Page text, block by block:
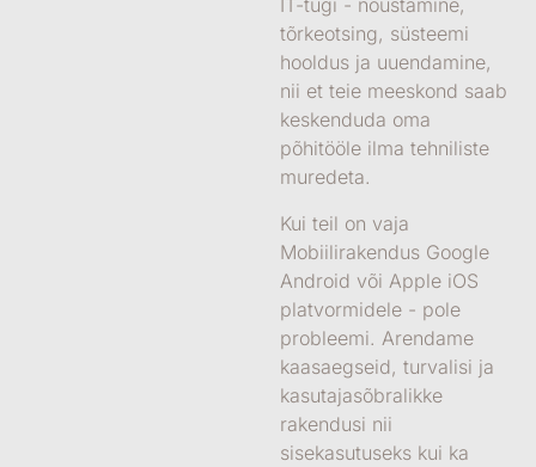
IT-tugi - nõustamine,
tõrkeotsing, süsteemi
hooldus ja uuendamine,
nii et teie meeskond saab
keskenduda oma
põhitööle ilma tehniliste
muredeta.
Kui teil on vaja
Mobiilirakendus Google
Android või Apple iOS
platvormidele- pole
probleemi. Arendame
kaasaegseid, turvalisi ja
kasutajasõbralikke
rakendusi nii
sisekasutuseks kui ka